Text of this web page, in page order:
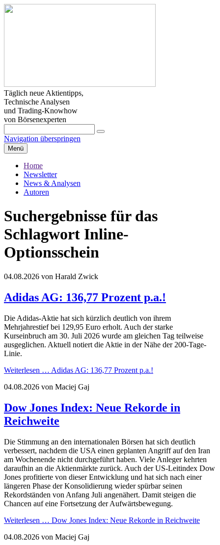
Täglich neue Aktientipps,
Technische Analysen
und Trading-Knowhow
von Börsenexperten
Navigation überspringen
Menü
Home
Newsletter
News & Analysen
Autoren
Suchergebnisse für das
Schlagwort Inline-
Optionsschein
04.08.2026 von Harald Zwick
Adidas AG: 136,77 Prozent p.a.!
Die Adidas-Aktie hat sich kürzlich deutlich von ihrem
Mehrjahrestief bei 129,95 Euro erholt. Auch der starke
Kurseinbruch am 30. Juli 2026 wurde am gleichen Tag teilweise
ausgeglichen. Aktuell notiert die Aktie in der Nähe der 200-Tage-
Linie.
Weiterlesen … Adidas AG: 136,77 Prozent p.a.!
04.08.2026 von Maciej Gaj
Dow Jones Index: Neue Rekorde in
Reichweite
Die Stimmung an den internationalen Börsen hat sich deutlich
verbessert, nachdem die USA einen geplanten Angriff auf den Iran
am Wochenende nicht durchgeführt haben. Viele Anleger kehrten
daraufhin an die Aktienmärkte zurück. Auch der US-Leitindex Dow
Jones profitierte von dieser Entwicklung und hat sich nach einer
längeren Phase der Konsolidierung wieder spürbar seinen
Rekordständen von Anfang Juli angenähert. Damit steigen die
Chancen auf eine Fortsetzung der Aufwärtsbewegung.
Weiterlesen … Dow Jones Index: Neue Rekorde in Reichweite
04.08.2026 von Maciej Gaj